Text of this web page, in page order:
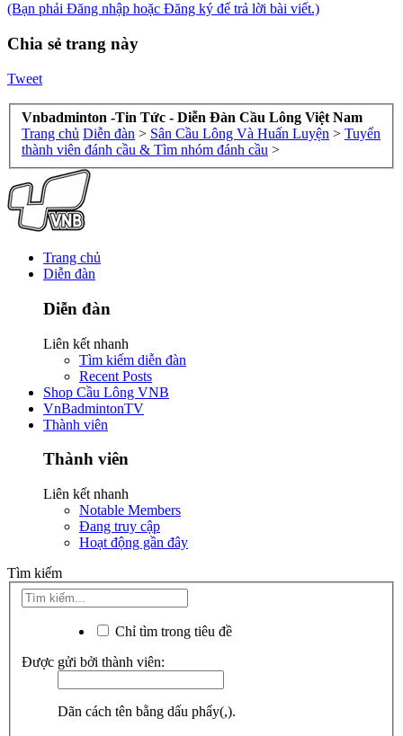
(Bạn phải Đăng nhập hoặc Đăng ký để trả lời bài viết.)
Chia sẻ trang này
Tweet
Vnbadminton -Tin Tức - Diễn Đàn Cầu Lông Việt Nam
Trang chủ Diễn đàn > Sân Cầu Lông Và Huấn Luyện > Tuyển
thành viên đánh cầu & Tìm nhóm đánh cầu >
Trang chủ
Diễn đàn
Diễn đàn
Liên kết nhanh
Tìm kiếm diễn đàn
Recent Posts
Shop Cầu Lông VNB
VnBadmintonTV
Thành viên
Thành viên
Liên kết nhanh
Notable Members
Đang truy cập
Hoạt động gần đây
Tìm kiếm
Chỉ tìm trong tiêu đề
Được gửi bởi thành viên:
Dãn cách tên bằng dấu phẩy(,).